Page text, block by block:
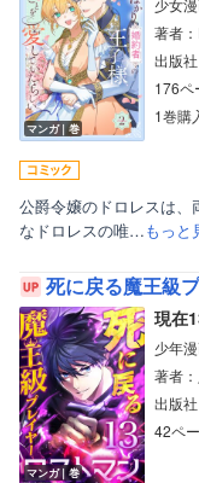
マンガ｜巻
著者
出版
176ペ
1巻購
公爵令嬢のドロレスは
なドロレスの唯…もっと
死に戻る魔王級
マンガ｜巻
現在
少年
著者
出版
42ペ
美女・美少女
女性写真集